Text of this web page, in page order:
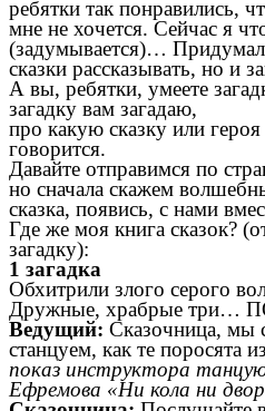
ребятки так понравились,
мне не хочется. Сейчас я
(задумывается)…
сказки рассказывать, но и
А вы, ребятки, умеете
загадку вам
про какую сказку или
говорится.
Давайте отправимся по
но сначала скажем
сказка, появись, с нами
Где же моя книга сказок?
загадку):
1 загадка
Обхитрили злого серого
Дружные, храбрые три…
Ведущий: Сказочница, мы
станцуем, как те поросята
показ инструктора
Ефремова «Ни кола ни